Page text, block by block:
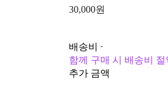
30,000원
배송비-
함께 구매 시 배송비
추가 금액